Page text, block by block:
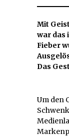
Mit
war das
Fieber
Das
Um den